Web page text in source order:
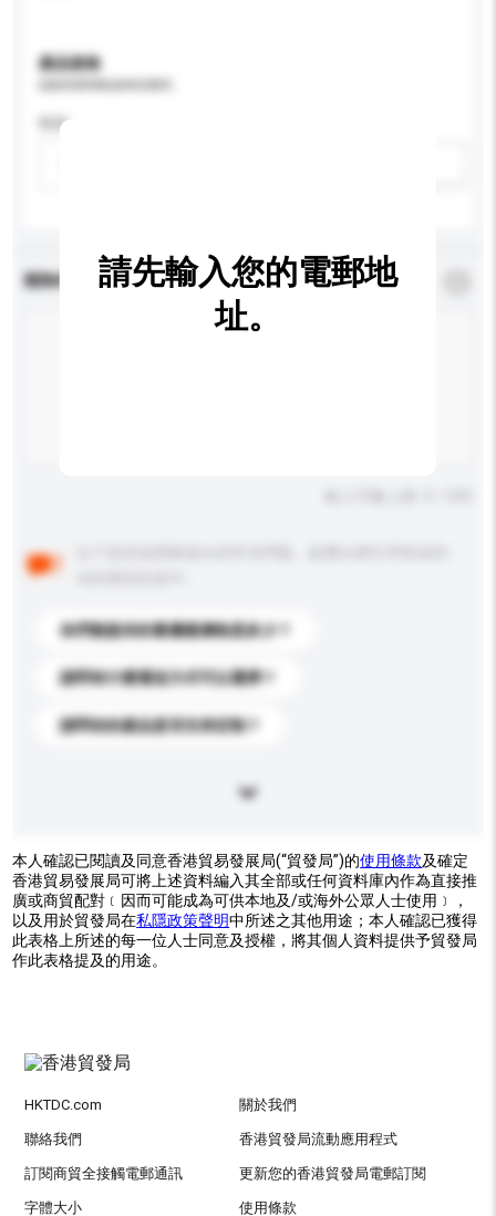
產品規格
性别
查詢內容 *必須填寫
你們能提供的最優惠價格是多少？
請問有什麼運送方式可以選擇？
請問你的產品是否支持定制？
請先輸入您的電郵地
址。
本人確認已閱讀及同意香港貿易發展局(“貿發局”)的使用條款及確定
香港貿易發展局可將上述資料編入其全部或任何資料庫內作為直接推
廣或商貿配對﹝因而可能成為可供本地及/或海外公眾人士使用﹞，
以及用於貿發局在私隱政策聲明中所述之其他用途；本人確認已獲得
此表格上所述的每一位人士同意及授權，將其個人資料提供予貿發局
作此表格提及的用途。
HKTDC.com 關於我們
聯絡我們 香港貿發局流動應用程式
訂閱商貿全接觸電郵通訊 更新您的香港貿發局電郵訂閱
字體大小 使用條款